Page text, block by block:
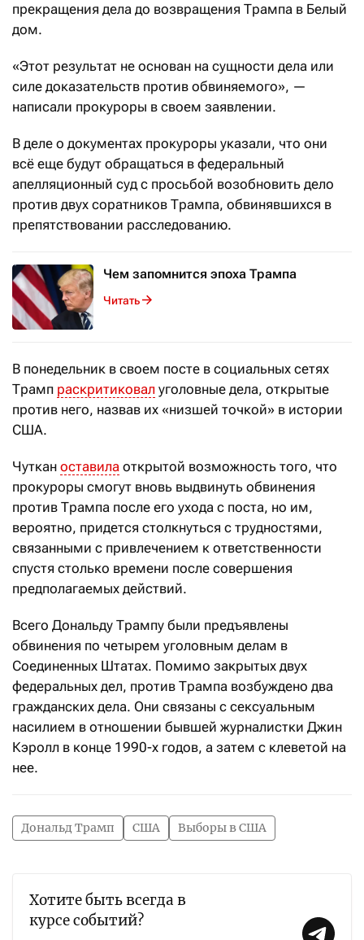
прекращения дела до возвращения Трампа в Белый
дом.
«Этот результат не основан на сущности дела или
силе доказательств против обвиняемого», —
написали прокуроры в своем заявлении.
В деле о документах прокуроры указали, что они
всё еще будут обращаться в федеральный
апелляционный суд с просьбой возобновить дело
против двух соратников Трампа, обвинявшихся в
препятствовании расследованию.
Чем запомнится эпоха Трампа
Читать
В понедельник в своем посте в социальных сетях
Трамп раскритиковал уголовные дела, открытые
против него, назвав их «низшей точкой» в истории
США.
Чуткан оставила открытой возможность того, что
прокуроры смогут вновь выдвинуть обвинения
против Трампа после его ухода с поста, но им,
вероятно, придется столкнуться с трудностями,
связанными с привлечением к ответственности
спустя столько времени после совершения
предполагаемых действий.
Всего Дональду Трампу были предъявлены
обвинения по четырем уголовным делам в
Соединенных Штатах. Помимо закрытых двух
федеральных дел, против Трампа возбуждено два
гражданских дела. Они связаны с сексуальным
насилием в отношении бывшей журналистки Джин
Кэролл в конце 1990-х годов, а затем с клеветой на
нее.
Дональд Трамп США Выборы в США
Хотите быть всегда в
курсе событий?